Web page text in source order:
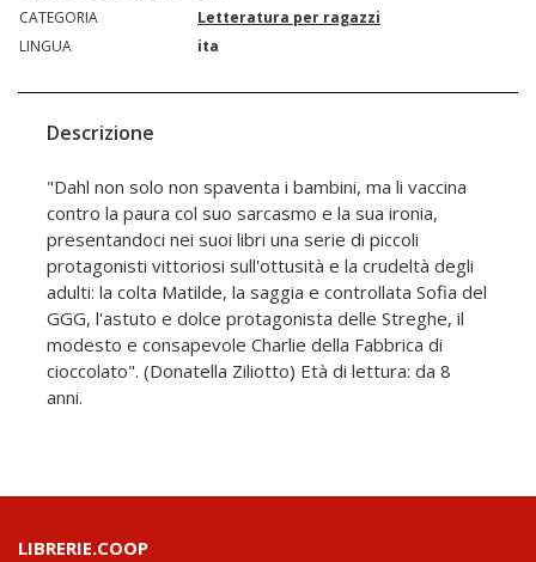
CATEGORIA
Letteratura per ragazzi
LINGUA
ita
Descrizione
"Dahl non solo non spaventa i bambini, ma li vaccina
contro la paura col suo sarcasmo e la sua ironia,
presentandoci nei suoi libri una serie di piccoli
protagonisti vittoriosi sull'ottusità e la crudeltà degli
adulti: la colta Matilde, la saggia e controllata Sofia del
GGG, l'astuto e dolce protagonista delle Streghe, il
modesto e consapevole Charlie della Fabbrica di
cioccolato". (Donatella Ziliotto) Età di lettura: da 8
anni.
LIBRERIE.COOP